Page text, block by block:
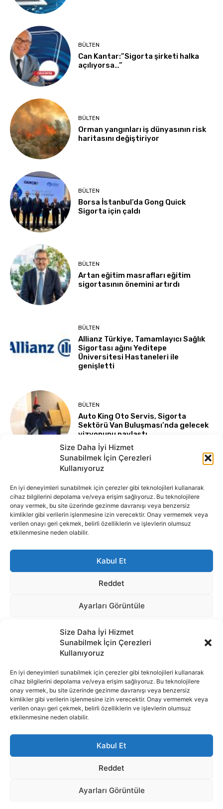
Size Daha İyi Hizmet
Sunabilmek İçin Çerezleri
Kullanıyoruz
En iyi deneyimleri sunabilmek için çerezler gibi teknolojileri kullanarak
cihaz bilgilerini depolama ve/veya erişim sağlıyoruz. Bu teknolojilere
onay vermek, bu site üzerinde gezinme davranışı veya benzersiz
kimlikler gibi verilerin işlenmesine izin verecektir. Onay vermemek veya
verilen onayı geri çekmek, belirli özelliklerin ve işlevlerin olumsuz
etkilenmesine neden olabilir.
Kabul Et
Reddet
Ayarları Görüntüle
İnternet portalımızda yer alan tüm haber metini, resim ve benzeri
içeriğin hakları Sigortamedya Yayıncılık A.Ş.'ye aittir. Hiçbir şekilde
basılı ya da elektronik bir ortamda, kaynak gösterilse bile izin
e-Mail Adresimiz: info@sigortamedia.com